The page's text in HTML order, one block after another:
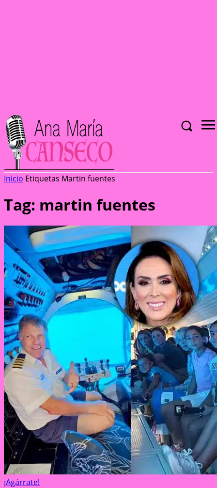
Inicio Etiquetas Martin fuentes
Tag: martin fuentes
¡Agárrate!